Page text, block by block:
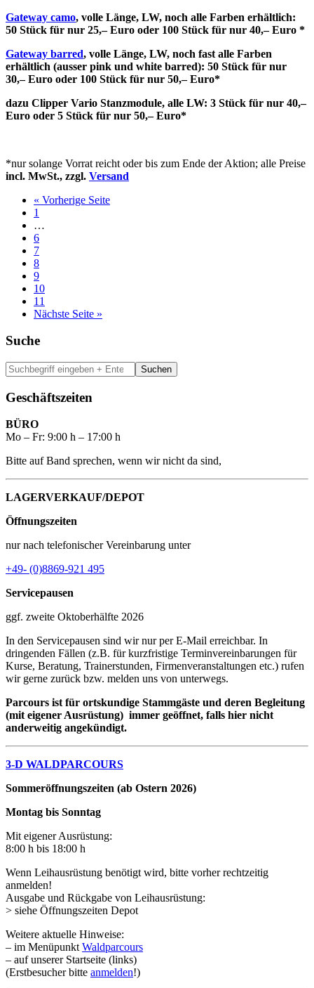
Gateway camo, volle Länge, LW, noch alle Farben erhältlich:
50 Stück für nur 25,– Euro oder 100 Stück für nur 40,– Euro *
Gateway barred, volle Länge, LW, noch fast alle Farben
erhältlich (ausser pink und white barred): 50 Stück für nur
30,– Euro oder 100 Stück für nur 50,– Euro*
dazu Clipper Vario Stanzmodule, alle LW: 3 Stück für nur 40,–
Euro oder 5 Stück für nur 50,– Euro*
*nur solange Vorrat reicht oder bis zum Ende der Aktion; alle Preise
incl. MwSt., zzgl. Versand
« Vorherige Seite
Seite
1
pages
omitted
…
Seite
6
Seite
7
Seite
8
Seite
9
Seite
10
Seite
11
Nächste Seite »
Haupt-
Sidebar
Suche
Suchbegriff
eingeben
+
Enter
Geschäftszeiten
BÜRO
Mo – Fr: 9:00 h – 17:00 h
Bitte auf Band sprechen, wenn wir nicht da sind,
LAGERVERKAUF/DEPOT
Öffnungszeiten
nur nach telefonischer Vereinbarung unter
+49- (0)8869-921 495
Servicepausen
ggf. zweite Oktoberhälfte 2026
In den Servicepausen sind wir nur per E-Mail erreichbar. In
dringenden Fällen (z.B. für kurzfristige Terminvereinbarungen für
Kurse, Beratung, Trainerstunden, Firmenveranstaltungen etc.) rufen
wir gerne zurück bzw. melden uns von unterwegs.
Parcours ist für ortskundige Stammgäste und deren Begleitung
(mit eigener Ausrüstung) immer geöffnet, falls hier nicht
anderweitig angekündigt.
3-D WALDPARCOURS
Sommeröffnungszeiten (ab Ostern 2026)
Montag bis Sonntag
Mit eigener Ausrüstung:
8:00 h bis 18:00 h
Wenn Leihausrüstung benötigt wird, bitte vorher rechtzeitig
anmelden!
Ausgabe und Rückgabe von Leihausrüstung:
> siehe Öffnungszeiten Depot
Weitere aktuelle Hinweise:
– im Menüpunkt Waldparcours
– auf unserer Startseite (links)
(Erstbesucher bitte anmelden!)